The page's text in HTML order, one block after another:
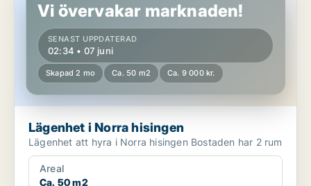
Vi övervakar marknaden!
SENAST UPPDATERAD
02:34 • 07 juni
Skapad 2 mo Ca. 50 m2 Ca. 9 000 kr.
Lägenhet i Norra hisingen
Lägenhet att hyra i Norra hisingen Bostaden har 2 rum
Areal
Ca. 50 m2